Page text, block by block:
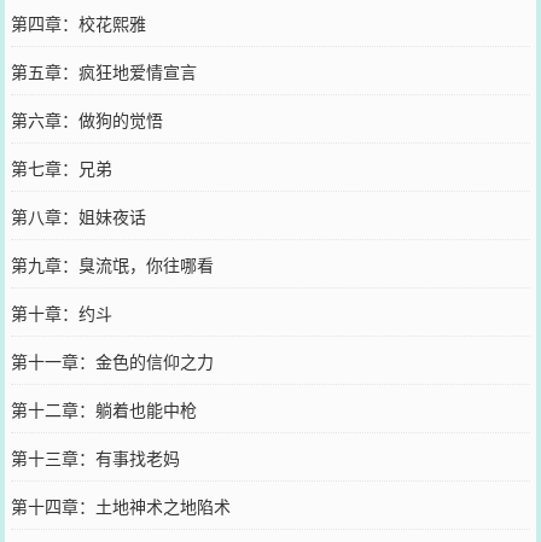
第四章：校花熙雅
第五章：疯狂地爱情宣言
第六章：做狗的觉悟
第七章：兄弟
第八章：姐妹夜话
第九章：臭流氓，你往哪看
第十章：约斗
第十一章：金色的信仰之力
第十二章：躺着也能中枪
第十三章：有事找老妈
第十四章：土地神术之地陷术